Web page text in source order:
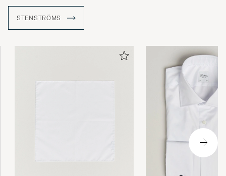
ennen lopullista laatukontrollia. Näin voidaan taataa, että
jokainen Stenströms-paita on nimensä veroinen.
STENSTRÖMS